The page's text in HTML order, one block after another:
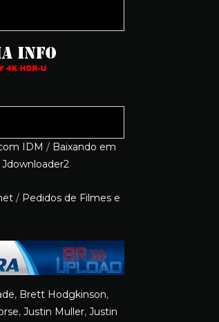
IDM / Baixando em
/ Pedidos de Filmes e
, Brett Hodgkinson,
, Justin Muller, Justin